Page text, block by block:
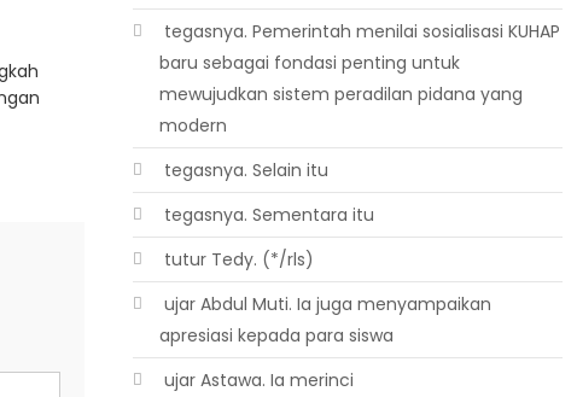
 tegasnya. Pemerintah menilai sosialisasi KUHAP
baru sebagai fondasi penting untuk
mewujudkan sistem peradilan pidana yang
modern
 tegasnya. Selain itu
 tegasnya. Sementara itu
 tutur Tedy. (*/rls)
 ujar Abdul Muti. Ia juga menyampaikan
apresiasi kepada para siswa
 ujar Astawa. Ia merinci